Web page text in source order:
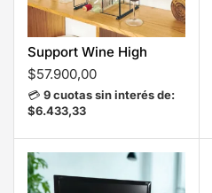
Support Wine High
$57.900,00
💳 9 cuotas sin interés de:
$6.433,33